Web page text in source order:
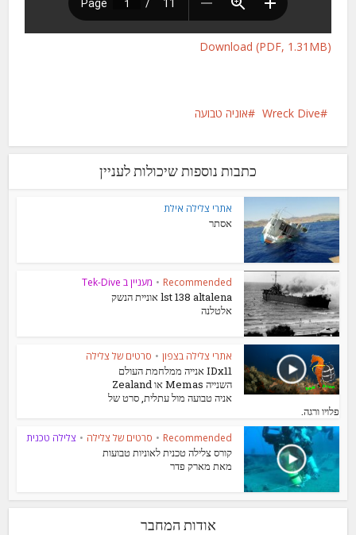
Download (PDF, 1.31MB)
Wreck Dive אוניה טבועה
כתבות נוספות שיכולות לעניין
אתרי צלילה אילת
אסתר
Recommended
• מעניין ב Tek-Dive
lst 138 altalena אוניית הנשק
אלטלנה
אתרי צלילה בצפון • סרטים של צלילה
IDx11 אנייה ממלחמת העולם
השנייה Memas או Zealand
אניה טבועה מול עתלית, סרט של
פלויו ורגה.
Recommended
• סרטים של צלילה • צלילה טכנית
קורס צלילה טכנית לאוניות טבועות
מאת מארק פדר
אודות המחבר